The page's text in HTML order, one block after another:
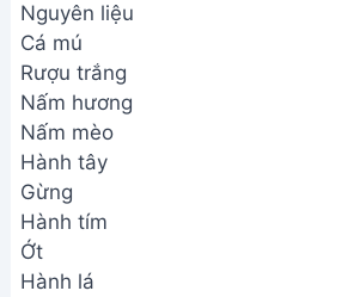
Nguyên liệu
Cá mú
Rượu trắng
Nấm hương
Nấm mèo
Hành tây
Gừng
Hành tím
Ớt
Hành lá